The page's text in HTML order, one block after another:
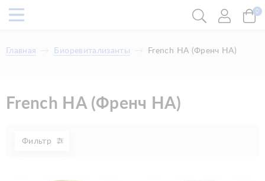
0
Главная Биоревитализанты French HA (Френч HA)
French HA (Френч HA)
Фильтр